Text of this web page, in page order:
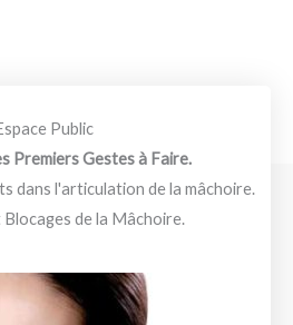
Public
Premiers Gestes à Faire.
dans l'articulation de la mâchoire.
de la Mâchoire.